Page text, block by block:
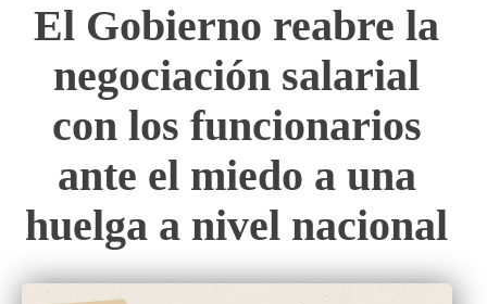
El Gobierno reabre la
negociación salarial
con los funcionarios
ante el miedo a una
huelga a nivel nacional